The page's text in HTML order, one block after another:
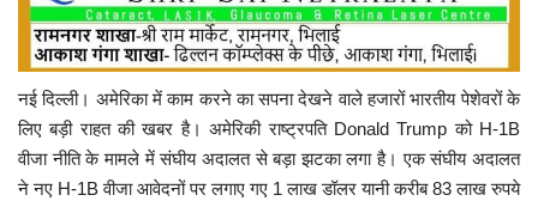
नई दिल्ली। अमेरिका में काम करने का सपना देखने वाले हजारों भारतीय पेशेवरों के
लिए बड़ी राहत की खबर है। अमेरिकी राष्ट्रपति Donald Trump को H-1B
वीजा नीति के मामले में संघीय अदालत से बड़ा झटका लगा है। एक संघीय अदालत
ने नए H-1B वीजा आवेदनों पर लगाए गए 1 लाख डॉलर यानी करीब 83 लाख रुपये